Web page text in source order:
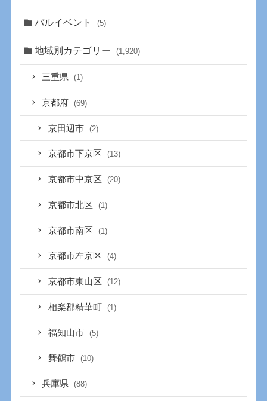
バルイベント (5)
地域別カテゴリー (1,920)
三重県 (1)
京都府 (69)
京田辺市 (2)
京都市下京区 (13)
京都市中京区 (20)
京都市北区 (1)
京都市南区 (1)
京都市左京区 (4)
京都市東山区 (12)
相楽郡精華町 (1)
福知山市 (5)
舞鶴市 (10)
兵庫県 (88)